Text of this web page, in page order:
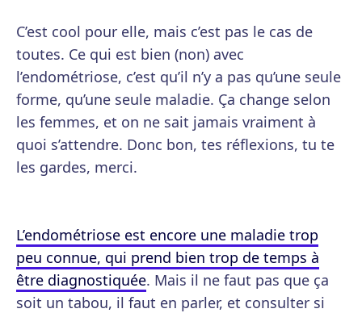
C’est cool pour elle, mais c’est pas le cas de
toutes. Ce qui est bien (non) avec
l’endométriose, c’est qu’il n’y a pas qu’une seule
forme, qu’une seule maladie. Ça change selon
les femmes, et on ne sait jamais vraiment à
quoi s’attendre. Donc bon, tes réflexions, tu te
les gardes, merci.
L’endométriose est encore une maladie trop
peu connue, qui prend bien trop de temps à
être diagnostiquée. Mais il ne faut pas que ça
soit un tabou, il faut en parler, et consulter si